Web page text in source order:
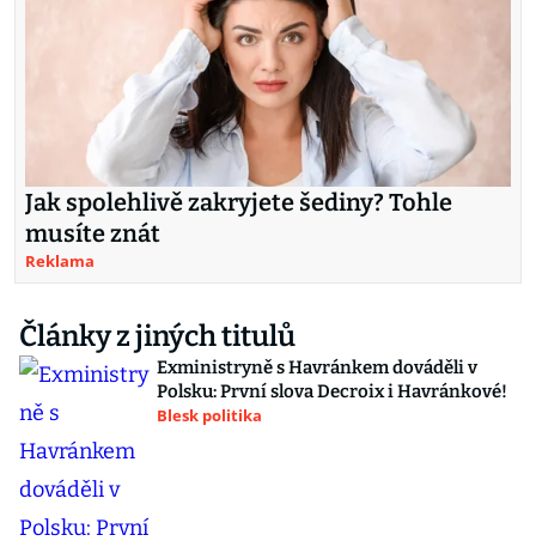
Jak spolehlivě zakryjete šediny? Tohle
musíte znát
Reklama
Články z jiných titulů
Exministryně s Havránkem dováděli v
Polsku: První slova Decroix i Havránkové!
Blesk politika